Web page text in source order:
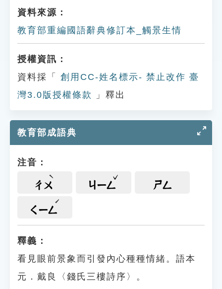
資料來源：
教育部重編國語辭典修訂本_觸景生情
授權資訊：
資料採「
創用CC-姓名標示- 禁止改作 臺
灣3.0版授權條款
」釋出
教育部成語典
注音：
ㄔㄨ ㄐㄧㄥ ㄕㄥ
ㄑㄧㄥ
釋義：
看見眼前景象而引發內心種種情緒。語本
元．戴良〈錢氏三樓詩序〉。